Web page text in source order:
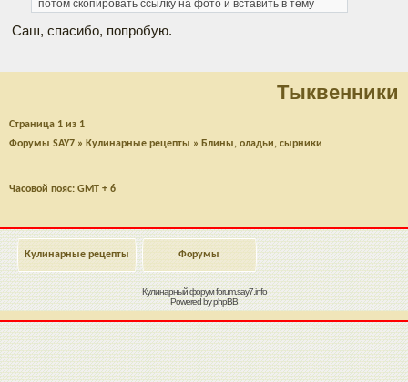
потом скопировать ссылку на фото и вставить в тему
Саш, спасибо, попробую.
Tыквенники
Страница 1 из 1
Форумы SAY7 » Кулинарные рецепты » Блины, оладьи, сырники
Часовой пояс: GMT + 6
Кулинарные рецепты Форумы
Кулинарный форумforum.say7.info
Powered byphpBB